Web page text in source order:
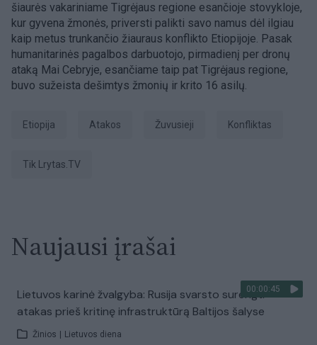
šiaurės vakariniame Tigrėjaus regione esančioje stovykloje,
kur gyvena žmonės, priversti palikti savo namus dėl ilgiau
kaip metus trunkančio žiauraus konflikto Etiopijoje. Pasak
humanitarinės pagalbos darbuotojo, pirmadienį per dronų
ataką Mai Cebryje, esančiame taip pat Tigrėjaus regione,
buvo sužeista dešimtys žmonių ir krito 16 asilų.
Etiopija atakos žuvusieji Konfliktas
tik Lrytas.TV
Naujausi įrašai
00:00:45
Lietuvos karinė žvalgyba: Rusija svarsto surengti
atakas prieš kritinę infrastruktūrą Baltijos šalyse
Žinios Lietuvos diena